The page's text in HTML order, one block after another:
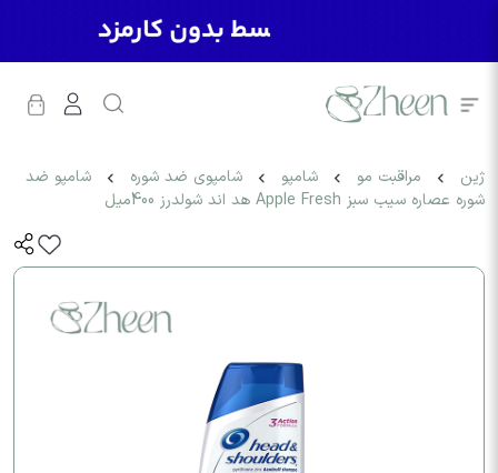
ژین مراقبت مو شامپو شامپوی ضد شوره
شامپو ضد
شوره عصاره سیب سبز Apple Fresh هد اند شولدرز 400میل